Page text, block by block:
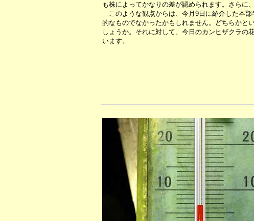
も株によってかなりの差が認められます。さらに
このような観点からは、今月9日に紹介した本
的なものでなかったかもしれません。どちらかと
しょうか。それに対して、今日のカンヒザクラの
います。